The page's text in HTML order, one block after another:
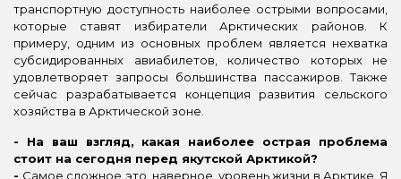
транспортную доступность наиболее острыми вопросами,
которые ставят избиратели Арктических районов. К
примеру, одним из основных проблем является нехватка
субсидированных авиабилетов, количество которых не
удовлетворяет запросы большинства пассажиров. Также
сейчас разрабатывается концепция развития сельского
хозяйства в Арктической зоне.
- На ваш взгляд, какая наиболее острая проблема
стоит на сегодня перед якутской Арктикой?
- Самое сложное это, наверное, уровень жизни в Арктике. Я